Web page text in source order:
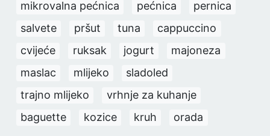
mikrovalna pećnica
pećnica
pernica
salvete
pršut tuna
cappuccino
cvijeće
ruksak jogurt
majoneza
maslac
mlijeko
sladoled
trajno mlijeko
vrhnje za kuhanje
baguette
kozice kruh orada